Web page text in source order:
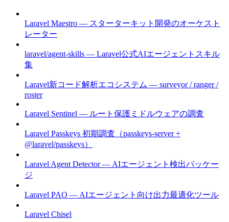
Laravel Maestro — スターターキット開発のオーケスト
レーター
laravel/agent-skills — Laravel公式AIエージェントスキル
集
Laravel新コード解析エコシステム — surveyor / ranger /
roster
Laravel Sentinel — ルート保護ミドルウェアの調査
Laravel Passkeys 初期調査（passkeys-server +
@laravel/passkeys）
Laravel Agent Detector — AIエージェント検出パッケー
ジ
Laravel PAO — AIエージェント向け出力最適化ツール
Laravel Chisel